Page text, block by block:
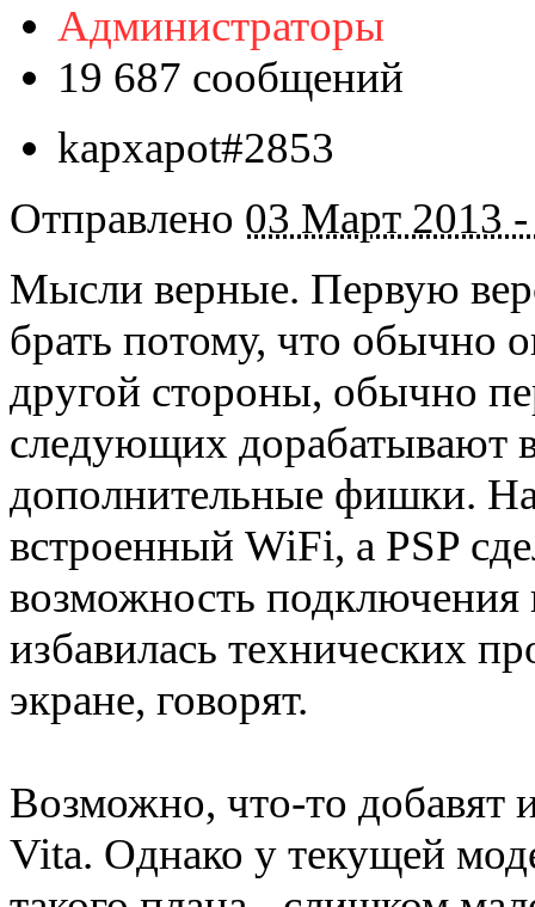
Администраторы
19 687 сообщений
kapxapot#2853
Отправлено 03 Март 2013
Мысли верные. Первую
брать потому, что обычно
другой стороны, обычно
следующих дорабатывают
дополнительные фишки.
встроенный WiFi, а PSP
возможность
избавилась технических
экране, говорят.
Возможно, что-то добавят
Vita. Однако у текущей